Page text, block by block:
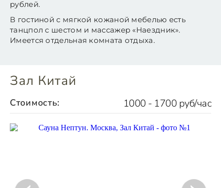
рублей.
В гостиной с мягкой кожаной мебелью есть
танцпол с шестом и массажер «Наездник».
Имеется отдельная комната отдыха.
Зал Китай
Стоимость: 1000 - 1700 руб/час